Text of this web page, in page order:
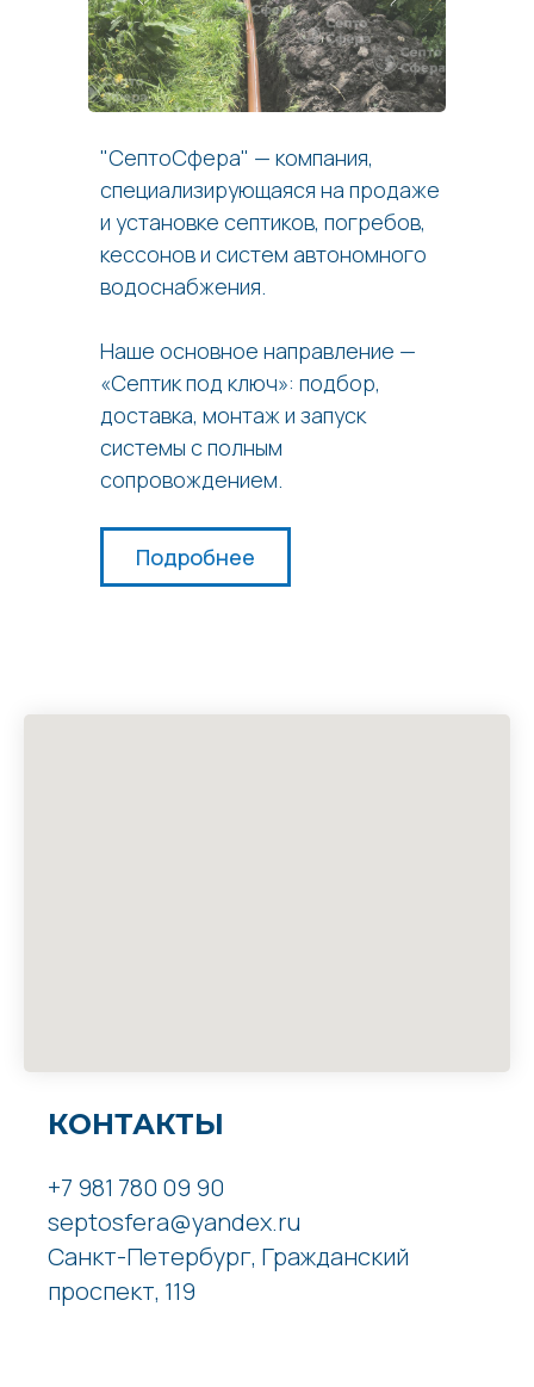
"СептоСфера" — компания,
специализирующаяся на продаже
и установке септиков, погребов,
кессонов и систем автономного
водоснабжения.
Наше основное направление —
«Септик под ключ»: подбор,
доставка, монтаж и запуск
системы с полным
сопровождением.
Подробнее
КОНТАКТЫ
+7 981 780 09 90
septosfera@yandex.ru
Санкт-Петербург, Гражданский
проспект, 119